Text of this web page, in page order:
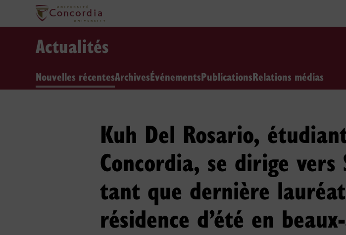
Actualités
Nouvelles récentesArchivesÉvénementsPublicationsRelations médias
Kuh Del Rosario,
Concordia, se dirige vers
tant que dernière
résidence d’été en